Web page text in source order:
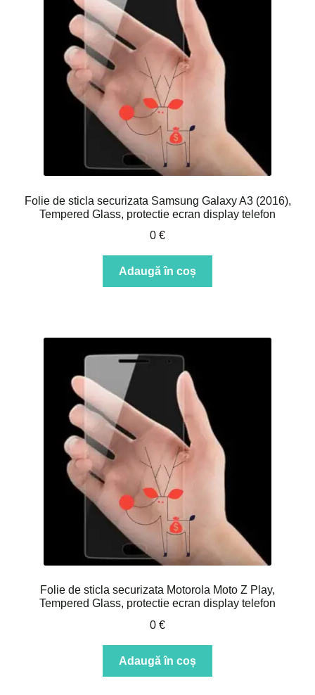
Folie de sticla securizata Samsung Galaxy A3 (2016),
Tempered Glass, protectie ecran display telefon
0 €
Adaugă în coș
Folie de sticla securizata Motorola Moto Z Play,
Tempered Glass, protectie ecran display telefon
0 €
Adaugă în coș